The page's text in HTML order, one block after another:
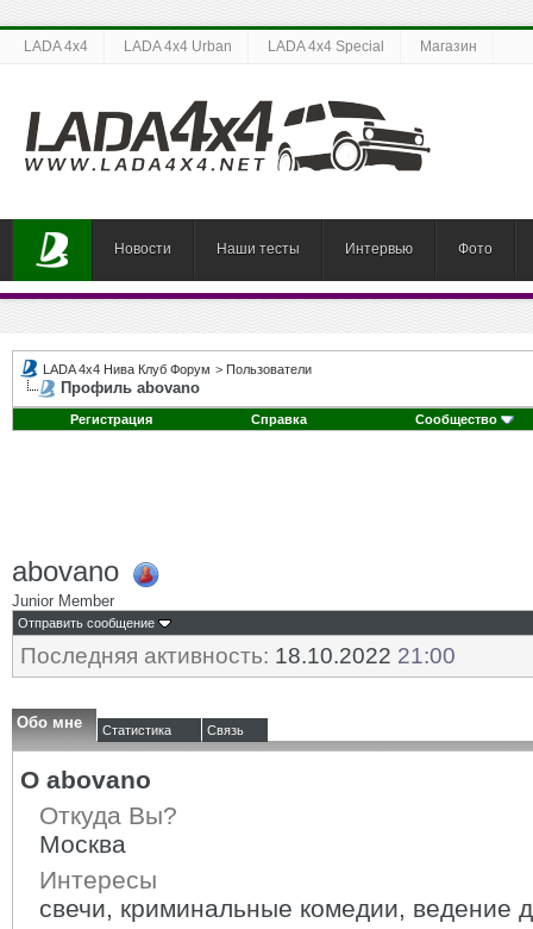
LADA 4x4 LADA 4x4 Urban LADA 4x4 Special Магазин
Новости Наши тесты Интервью Фото
LADA 4x4 Нива Клуб Форум > Пользователи
Профиль abovano
Регистрация Справка Сообщество
abovano
Junior Member
Отправить сообщение
Последняя активность: 18.10.2022 21:00
Обо мне Статистика Связь
О abovano
Откуда Вы?
Москва
Интересы
свечи, криминальные комедии, ведение